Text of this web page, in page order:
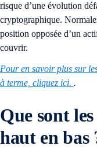
risque d’une évolution
cryptographique.
position opposée d’un
couvrir.
Pour en savoir plus sur
à terme, cliquez ici. .
Que sont
haut en bas